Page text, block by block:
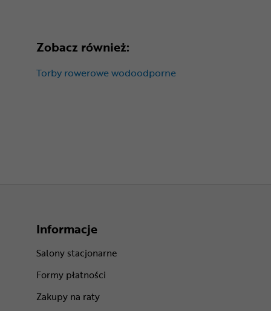
Zobacz również:
Torby rowerowe wodoodporne
Informacje
Salony stacjonarne
Formy płatności
Zakupy na raty